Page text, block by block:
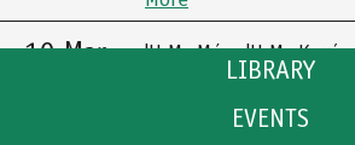
LIBRARY
CATALOGUE
EVENTS
10 Mar
'Η Με Μένα 'Η Με Καμία